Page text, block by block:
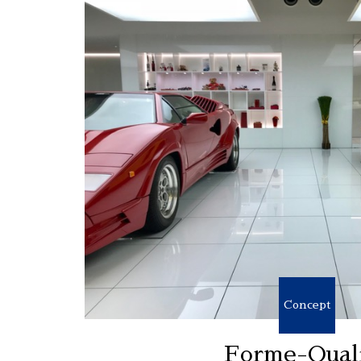
Concept
Forme-